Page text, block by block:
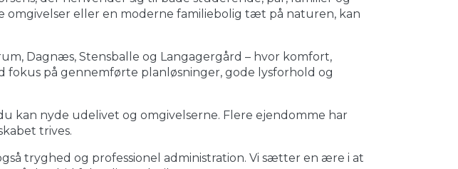
omgivelser eller en moderne familiebolig tæt på naturen, kan
Dagnæs, Stensballe og Langagergård – hvor komfort,
på gennemførte planløsninger, gode lysforhold og
kan nyde udelivet og omgivelserne. Flere ejendomme har
trives.
tryghed og professionel administration. Vi sætter en ære i at